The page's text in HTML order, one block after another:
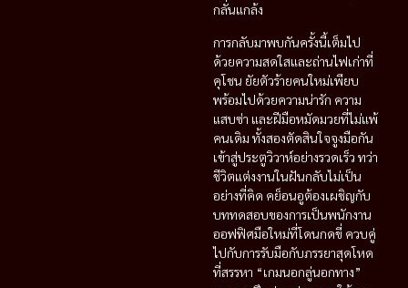
กลั่นแกล้ง
การกลับมาพบกันครั้งนี้เต็มไป
ด้วยความสดใสและถ่านไฟเก่าที่
คุโชน ยัยตัวร้ายคนใหม่เพียบ
พร้อมไปด้วยความน่ารัก ความ
แสบซ่า และฝีมือหมัดมวยที่ไม่แพ้
คนเดิม ทั้งสองตัดสินใจจูงมือกัน
เข้าสู่ประตูวิวาห์อย่างรวดเร็ว ทว่า
ชีวิตแต่งงานในฝันกลับไม่เป็น
อย่างที่คิด คย็อนอูต้องเผชิญกับ
บททดสอบของการเป็นพนักงาน
ออฟฟิศมือใหม่ที่โดนกดขี่ ควบคู่
ไปกับการรับมือกับภรรยาสุดโหด
ที่สรรหา “เกมนอกลู่นอกทาง”